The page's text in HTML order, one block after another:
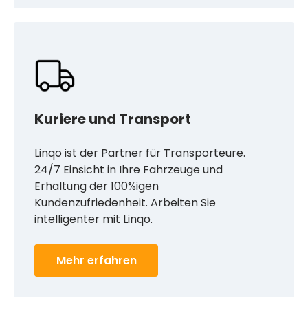
Kuriere und Transport
Linqo ist der Partner für Transporteure.
24/7 Einsicht in Ihre Fahrzeuge und
Erhaltung der 100%igen
Kundenzufriedenheit. Arbeiten Sie
intelligenter mit Linqo.
Mehr erfahren
Empfehlung = ein
Mehr erfahren